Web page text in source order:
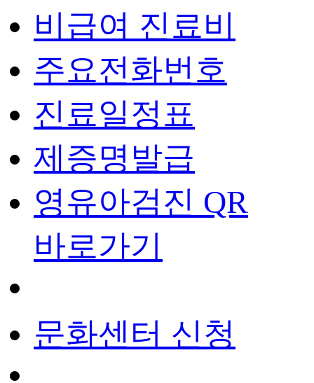
비급여 진료비
주요전화번호
진료일정표
제증명발급
영유아검진 QR
바로가기
문화센터 신청